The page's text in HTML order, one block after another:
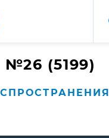
(5199)